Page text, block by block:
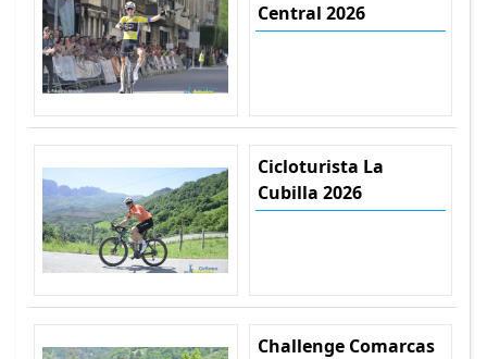
Central 2026
Cicloturista La
Cubilla 2026
Challenge Comarcas